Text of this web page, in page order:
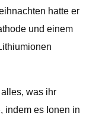
hatte er
und einem
was ihr
indem es Ionen in